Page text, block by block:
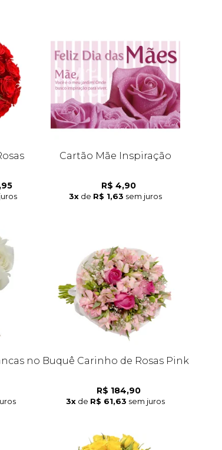
Cartão Mãe Inspiração
R$ 4,90
3x de R$ 1,63 sem juros
no Buquê Carinho de Rosas Pink
R$ 184,90
3x de R$ 61,63 sem juros